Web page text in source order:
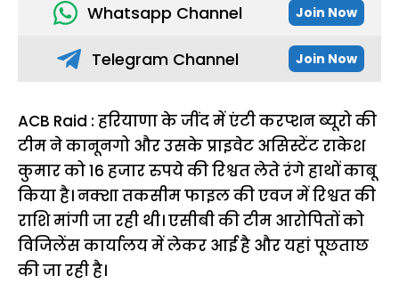
Whatsapp Channel Join Now
Telegram Channel Join Now
ACB Raid : हरियाणा के जींद में एंटी करप्शन ब्यूरो की
टीम ने कानूनगो और उसके प्राइवेट असिस्टेंट राकेश
कुमार को 16 हजार रुपये की रिश्वत लेते रंगे हाथों काबू
किया है। नक्शा तकसीम फाइल की एवज में रिश्वत की
राशि मांगी जा रही थी। एसीबी की टीम आरोपितों को
विजिलेंस कार्यालय में लेकर आई है और यहां पूछताछ
की जा रही है।